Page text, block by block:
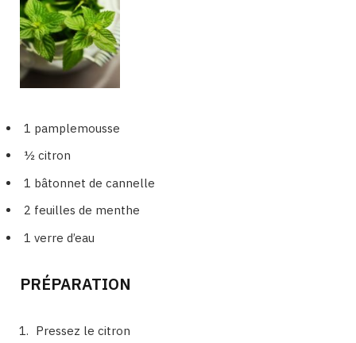
1 pamplemousse
½ citron
1 bâtonnet de cannelle
2 feuilles de menthe
1 verre d’eau
PRÉPARATION
Pressez le citron